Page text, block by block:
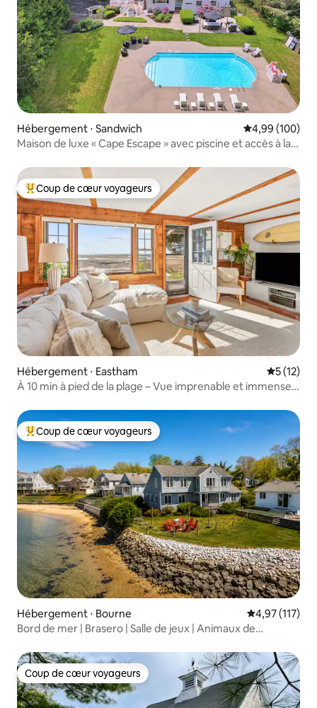
Hébergement ⋅ Sandwich Évaluation
4,99 (100)
Maison de luxe « Cape Escape » avec piscine et accès à la
Coups de cœur voyageurs les plus appréciés
Coup de cœur voyageurs
Hébergement ⋅ Eastham
5 (12)
À 10 min à pied de la plage – Vue imprenable et immense
Coups de cœur voyageurs les plus appréciés
Coup de cœur voyageurs
Hébergement ⋅ Bourne Évaluation
4,97 (117)
Bord de mer | Brasero | Salle de jeux | Animaux de
Coup de cœur voyageurs
Coup de cœur voyageurs